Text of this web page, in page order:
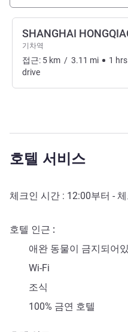
SHANGHAI
기차역
접근: 5 km / 3.11 mi 1 hrs
drive
호텔 서비스
체크인 시간 : 12:00부터 -
호텔 인근
애완 동물이 금지되어
Wi-Fi
조식
100% 금연 호텔